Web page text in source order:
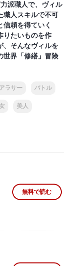
派職人で、ヴィル
職人スキルで不可
頼を得ていく
りたいものを作
、そんなヴィルを
界「修繕」冒険
アラサー バトル
美人
無料で読む